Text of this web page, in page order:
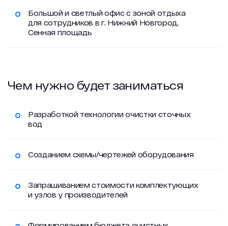
zakaz@geongroup.ru
Работа в ГЕОН
Большой и светлый офис с зоной отдыха
для сотрудников в г. Нижний Новгород,
Сенная площадь
Чем нужно будет заниматься
Разработкой технологии очистки сточных
вод
Созданием схемы/чертежей оборудования
Запрашиванием стоимости комплектующих
и узлов у производителей